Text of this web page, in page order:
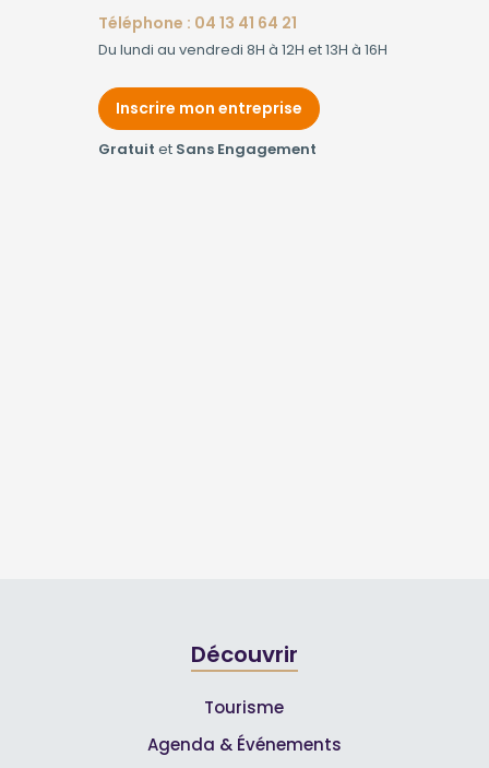
Téléphone : 04 13 41 64 21
Du lundi au vendredi 8H à 12H et 13H à 16H
Inscrire mon entreprise
Gratuit et Sans Engagement
Découvrir
Tourisme
Agenda & Événements